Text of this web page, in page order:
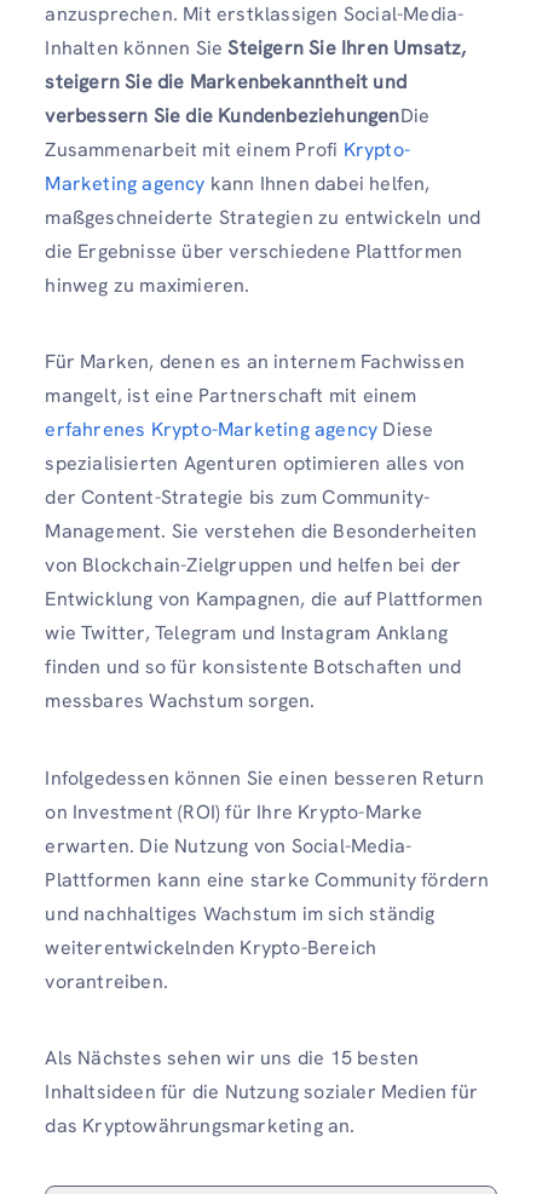
anzusprechen. Mit erstklassigen Social-Media-
Inhalten können SieSteigern Sie Ihren Umsatz,
steigern Sie die Markenbekanntheit und
verbessern Sie die KundenbeziehungenDie
Zusammenarbeit mit einem Profi Krypto-
Marketing agency kann Ihnen dabei helfen,
maßgeschneiderte Strategien zu entwickeln und
die Ergebnisse über verschiedene Plattformen
hinweg zu maximieren.
Für Marken, denen es an internem Fachwissen
mangelt, ist eine Partnerschaft mit einem
erfahrenes Krypto-Marketing agency Diese
spezialisierten Agenturen optimieren alles von
der Content-Strategie bis zum Community-
Management. Sie verstehen die Besonderheiten
von Blockchain-Zielgruppen und helfen bei der
Entwicklung von Kampagnen, die auf Plattformen
wie Twitter, Telegram und Instagram Anklang
finden und so für konsistente Botschaften und
messbares Wachstum sorgen.
Infolgedessen können Sie einen besseren Return
on Investment (ROI) für Ihre Krypto-Marke
erwarten. Die Nutzung von Social-Media-
Plattformen kann eine starke Community fördern
und nachhaltiges Wachstum im sich ständig
weiterentwickelnden Krypto-Bereich
vorantreiben.
Als Nächstes sehen wir uns die 15 besten
Inhaltsideen für die Nutzung sozialer Medien für
das Kryptowährungsmarketing an.